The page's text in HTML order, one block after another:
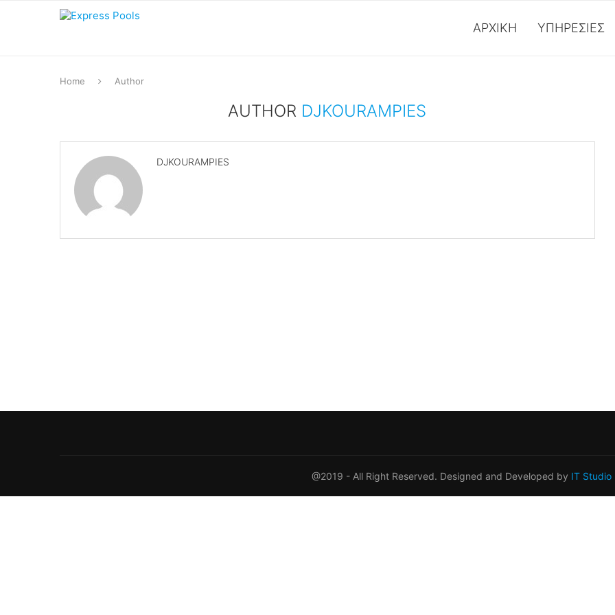
ΑΡΧΙΚΉ ΥΠΗΡΕΣΊΕΣ
Home Author
AUTHOR DJKOURAMPIES
DJKOURAMPIES
@2019 - All Right Reserved. Designed and Developed by IT Studio